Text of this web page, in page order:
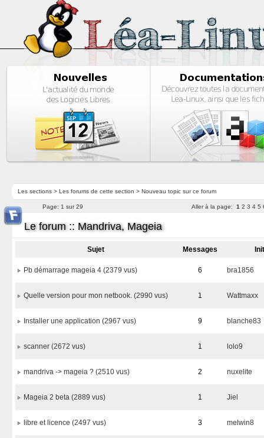
Les sections> Les forums de cette section > Nouveau topic sur ce forum
Aller à la page: 1 2 3 4 5
Page: 1 sur 29
Le forum :: Mandriva, Mageia
Sujet Messages
Pb démarrage mageia 4 (2379 vus) 6 bra1856
Quelle version pour mon netbook. (2990 vus) 1 Wattmaxx
Installer une application (2967 vus) 9 blanche83
scanner (2672 vus) 1 lolo9
mandriva -> mageia ? (2510 vus) 2 nuxelite
Mageia 2 beta (2889 vus) 1 Jiel
libre et licence (2497 vus) 3 melwin8